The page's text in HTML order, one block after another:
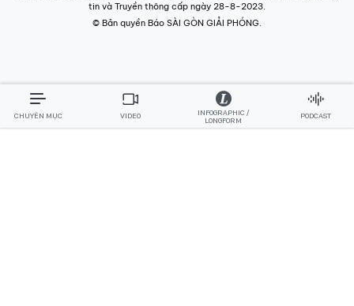
tin và Truyền thông cấp ngày 28-8-2023.
© Bản quyền Báo SÀI GÒN GIẢI PHÓNG.
CHUYÊN MỤC VIDEO
INFOGRAPHIC /
LONGFORM
PODCAST